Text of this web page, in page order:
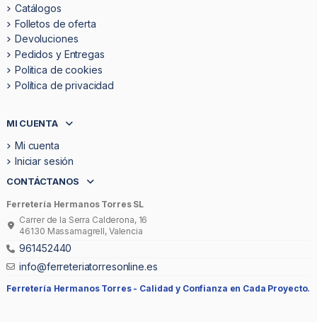
Catálogos
Folletos de oferta
Devoluciones
Pedidos y Entregas
Politica de cookies
Política de privacidad
MI CUENTA
Mi cuenta
Iniciar sesión
CONTÁCTANOS
Ferretería Hermanos Torres SL
Carrer de la Serra Calderona, 16
46130 Massamagrell, Valencia
961452440
info@ferreteriatorresonline.es
Ferretería Hermanos Torres - Calidad y Confianza en Cada Proyecto.